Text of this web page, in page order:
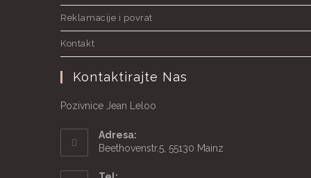
Reklamacije i povrat
Kontakt
Kontaktirajte Nas
Pozivnice Jean Leloo
Adresa:
Beethovenstr.5, 55130 Mainz